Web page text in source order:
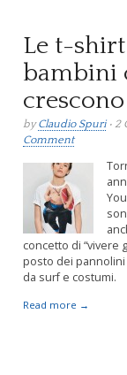
Le t-
bambini
byClaudio Spuri• 2
Comment
concetto di “vivere
posto dei
da surf e costumi.
Read more →